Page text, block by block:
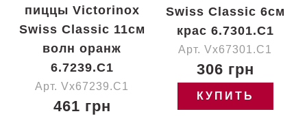
пиццы Victorinox
Swiss Classic 11см
волн оранж
6.7239.C1
Арт. Vx67239.C1
461 грн
Swiss Classic 6см
крас 6.7301.C1
Арт. Vx67301.C1
306 грн
КУПИТЬ